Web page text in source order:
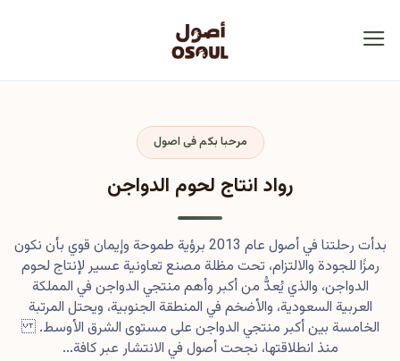
مرحبا بكم فى اصول
رواد انتاج لحوم الدواجن
بدأت رحلتنا في أصول عام 2013 برؤية طموحة وإيمان قوي بأن نكون
رمزًا للجودة والالتزام، تحت مظلة مصنع تعاونية عسير لإنتاج لحوم
الدواجن، والذي يُعدُّ من أكبر وأهم منتجي الدواجن في المملكة
العربية السعودية، والأضخم في المنطقة الجنوبية، ويحتل المرتبة
الخامسة بين أكبر منتجي الدواجن على مستوى الشرق الأوسط.
منذ انطلاقتها، نجحت أصول في الانتشار عبر كافة...